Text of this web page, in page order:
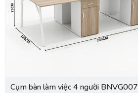
Cụm bàn làm việc 4 người BNVG007